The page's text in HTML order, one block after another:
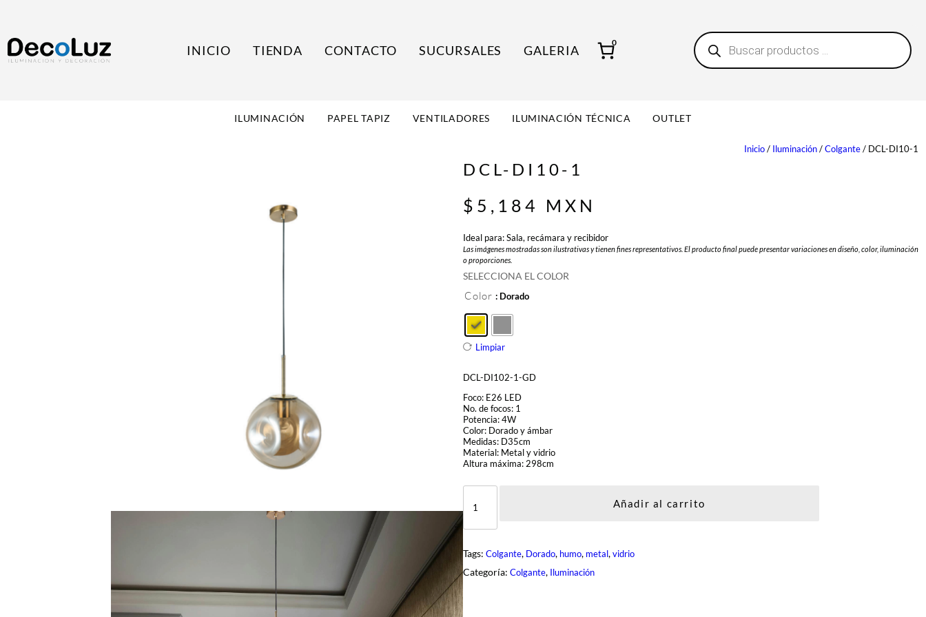
INICIO TIENDA CONTACTO SUCURSALES GALERIA
0
B
ú
s
ILUMINACIÓN PAPEL TAPIZ VENTILADORES ILUMINACIÓN TÉCNICA OUTLET
Inicio/ Iluminación/Colgante/ DCL-DI10-1
DCL-DI10-1
$ 5,184 MXN
Ideal para: Sala, recámara y recibidor
Las imágenes mostradas son ilustrativas y tienen fines representativos. El producto final puede presentar variaciones en diseño, color, iluminación
o proporciones.
SELECCIONA EL COLOR
Color : Dorado
Limpiar
DCL-DI102-1-GD
Foco: E26 LED
No. de focos: 1
Potencia: 4W
Color: Dorado y ámbar
Medidas: D35cm
Material: Metal y vidrio
Altura máxima: 298cm
D
L
1
0
-
1
c
a
Añadir al carrito
Tags: Colgante, Dorado, humo, metal, vidrio
Categoría: Colgante, Iluminación